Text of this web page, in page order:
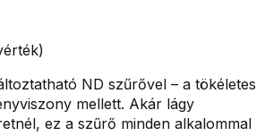
ND szűrővel – a tökéletes
mellett. Akár lágy
ez a szűrő minden alkalommal